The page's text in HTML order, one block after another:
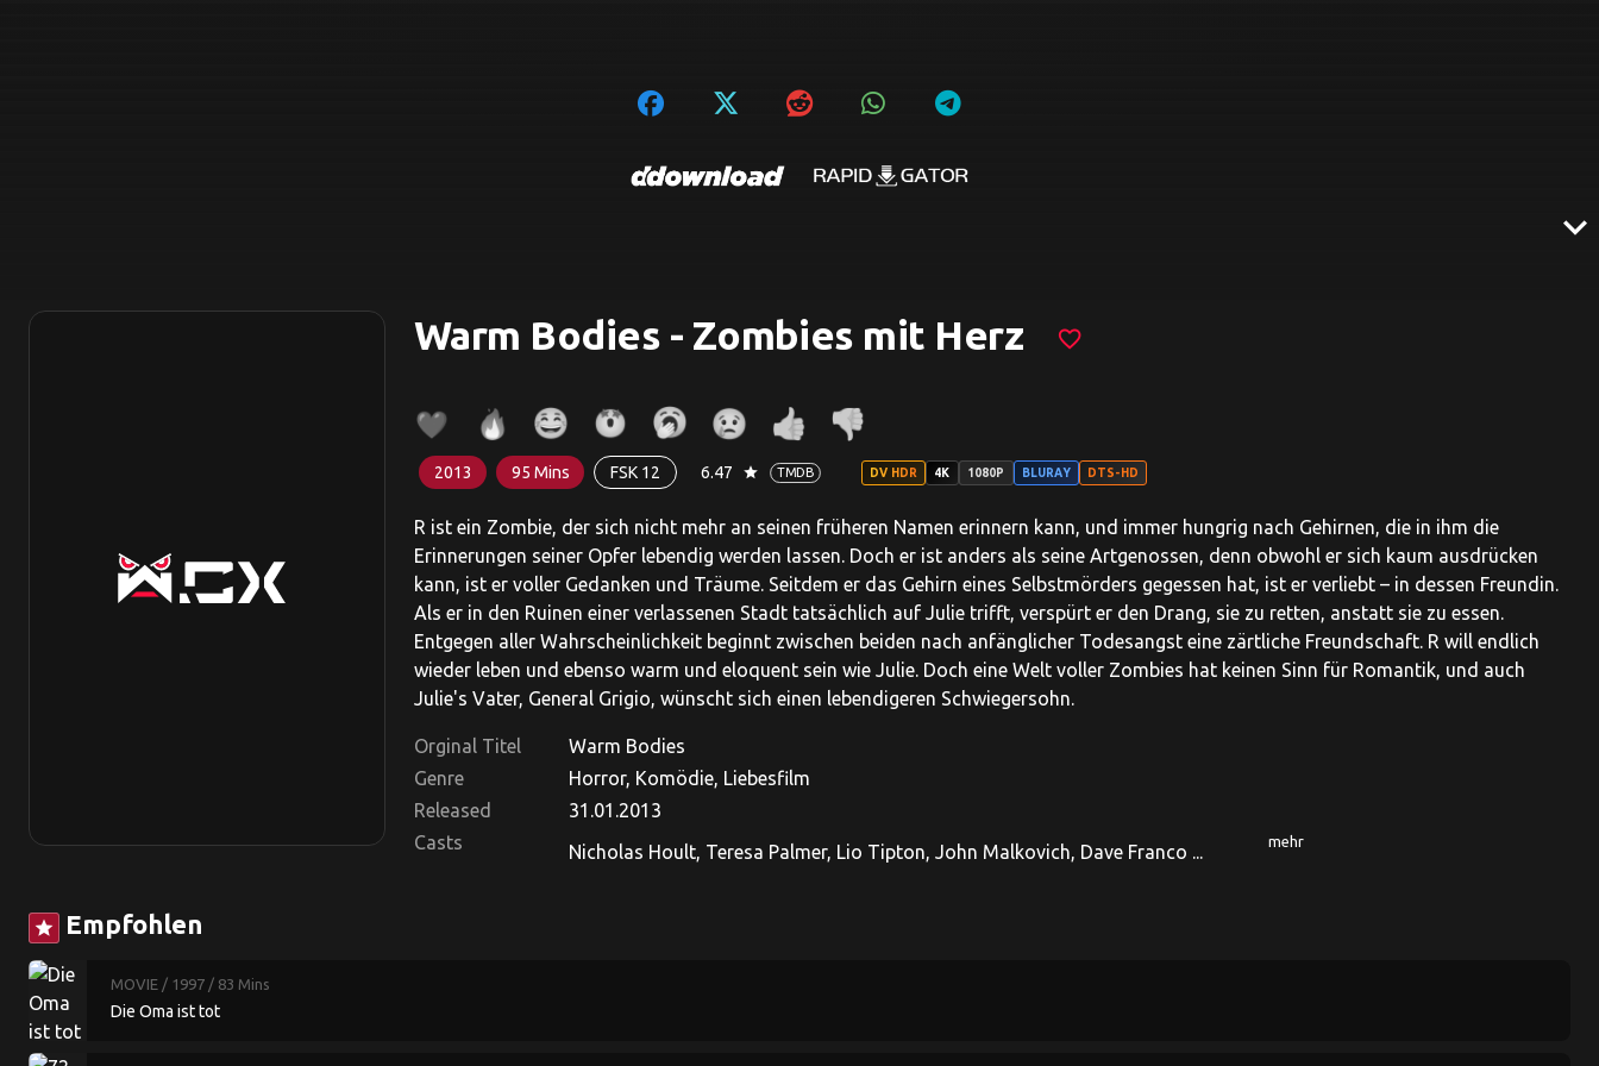
expand_more
Warm Bodies - Zombies mit Herz favorite_border
2013 95 Mins FSK 12 6.47 star TMDB DV HDR 4K 1080P BLURAY DTS-HD
R ist ein Zombie, der sich nicht mehr an seinen früheren Namen erinnern kann, und immer hungrig nach Gehirnen, die in ihm die
Erinnerungen seiner Opfer lebendig werden lassen. Doch er ist anders als seine Artgenossen, denn obwohl er sich kaum ausdrücken
kann, ist er voller Gedanken und Träume. Seitdem er das Gehirn eines Selbstmörders gegessen hat, ist er verliebt – in dessen Freundin.
Als er in den Ruinen einer verlassenen Stadt tatsächlich auf Julie trifft, verspürt er den Drang, sie zu retten, anstatt sie zu essen.
Entgegen aller Wahrscheinlichkeit beginnt zwischen beiden nach anfänglicher Todesangst eine zärtliche Freundschaft. R will endlich
wieder leben und ebenso warm und eloquent sein wie Julie. Doch eine Welt voller Zombies hat keinen Sinn für Romantik, und auch
Julie's Vater, General Grigio, wünscht sich einen lebendigeren Schwiegersohn.
Orginal Titel
Warm Bodies
Genre
Horror, Komödie, Liebesfilm
Released
31.01.2013
Casts
Nicholas Hoult, Teresa Palmer, Lio Tipton, John Malkovich, Dave Franco ...
mehr
star Empfohlen
MOVIE / 1997 / 83 Mins
Die Oma ist tot